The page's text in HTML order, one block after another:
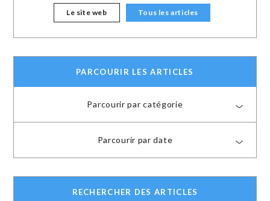
Le site web Tous les articles
PARCOURIR LES ARTICLES
Parcourir par catégorie
Parcourir par date
RECHERCHER DES ARTICLES